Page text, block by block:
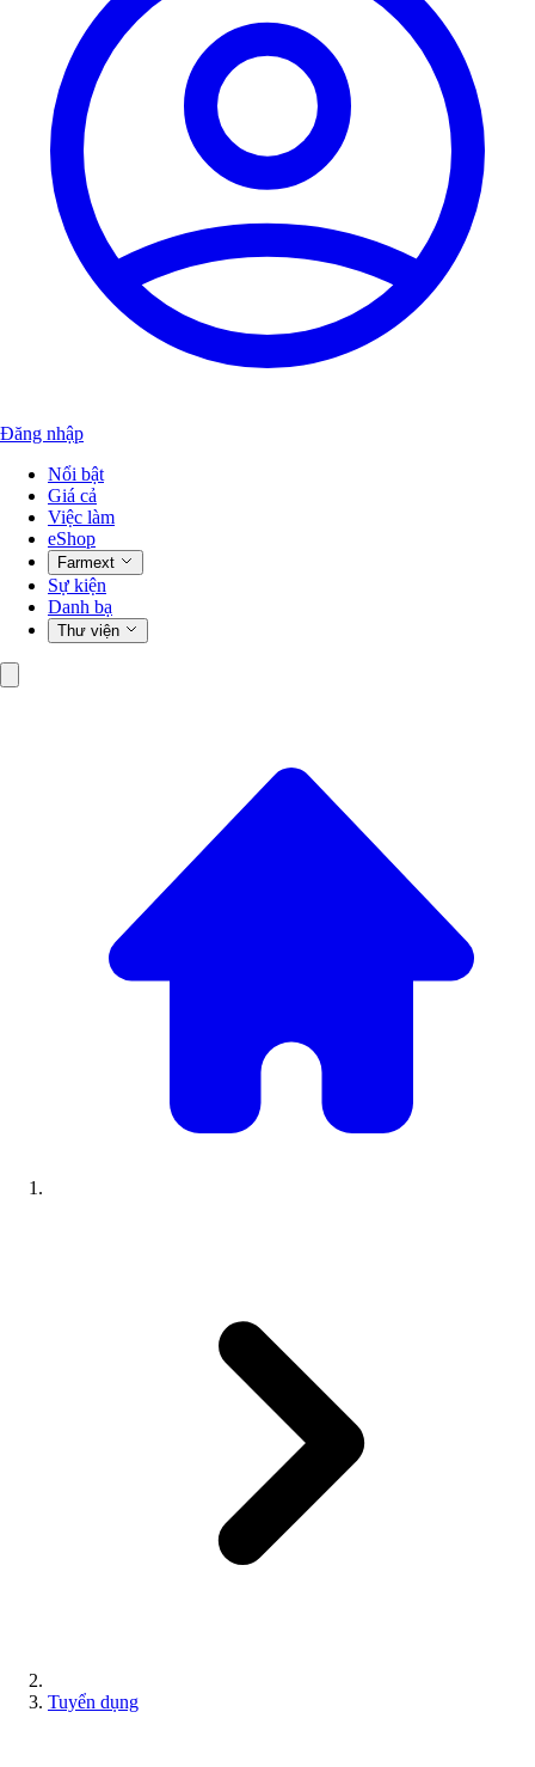
Đăng nhập
Nổi bật
Giá cả
Việc làm
eShop
Farmext
Sự kiện
Danh bạ
Thư viện
Tuyển dụng